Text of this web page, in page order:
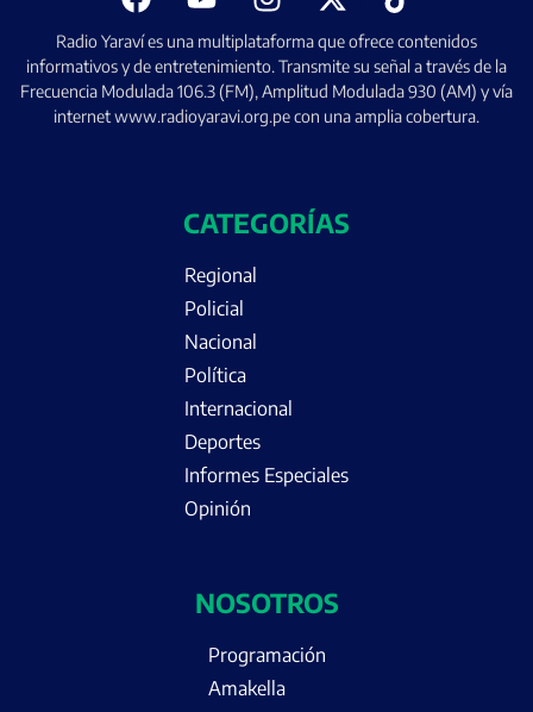
Radio Yaraví es una multiplataforma que ofrece contenidos
informativos y de entretenimiento. Transmite su señal a través de la
Frecuencia Modulada 106.3 (FM), Amplitud Modulada 930 (AM) y vía
internet www.radioyaravi.org.pe con una amplia cobertura.
CATEGORÍAS
Regional
Policial
Nacional
Política
Internacional
Deportes
Informes Especiales
Opinión
NOSOTROS
Programación
Amakella